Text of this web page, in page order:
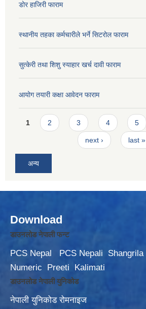
डोर हाजिरी फाराम
स्थानीय तहका कर्मचारीले भर्ने सिटरोल फाराम
सुत्केरी तथा शिशु स्याहार खर्च दावी फाराम
आयोग तयारी कक्षा आवेदन फाराम
Pages
1 2 3 4 5
next › last »
अन्य
Download
डाउनलोड नेपाली फन्ट
PCS Nepal PCS Nepali
Shangrila
Numeric
Preeti Kalimati
डाउनलोड नेपाली युनिकोड
नेपाली युनिकोड रोमनाइज